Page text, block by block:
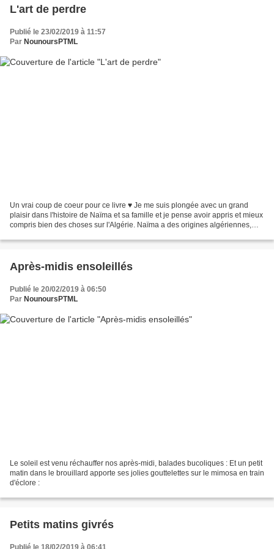
L'art de perdre
Publié le 23/02/2019 à 11:57
Par NounoursPTML
Un vrai coup de coeur pour ce livre ♥ Je me suis plongée avec un grand
plaisir dans l'histoire de Naïma et sa famille et je pense avoir appris et mieux
compris bien des choses sur l'Algérie. Naïma a des origines algériennes,
Après-midis ensoleillés
Publié le 20/02/2019 à 06:50
Par NounoursPTML
Le soleil est venu réchauffer nos après-midi, balades bucoliques : Et un petit
matin dans le brouillard apporte ses jolies gouttelettes sur le mimosa en train
d'éclore :
Petits matins givrés
Publié le 18/02/2019 à 06:41